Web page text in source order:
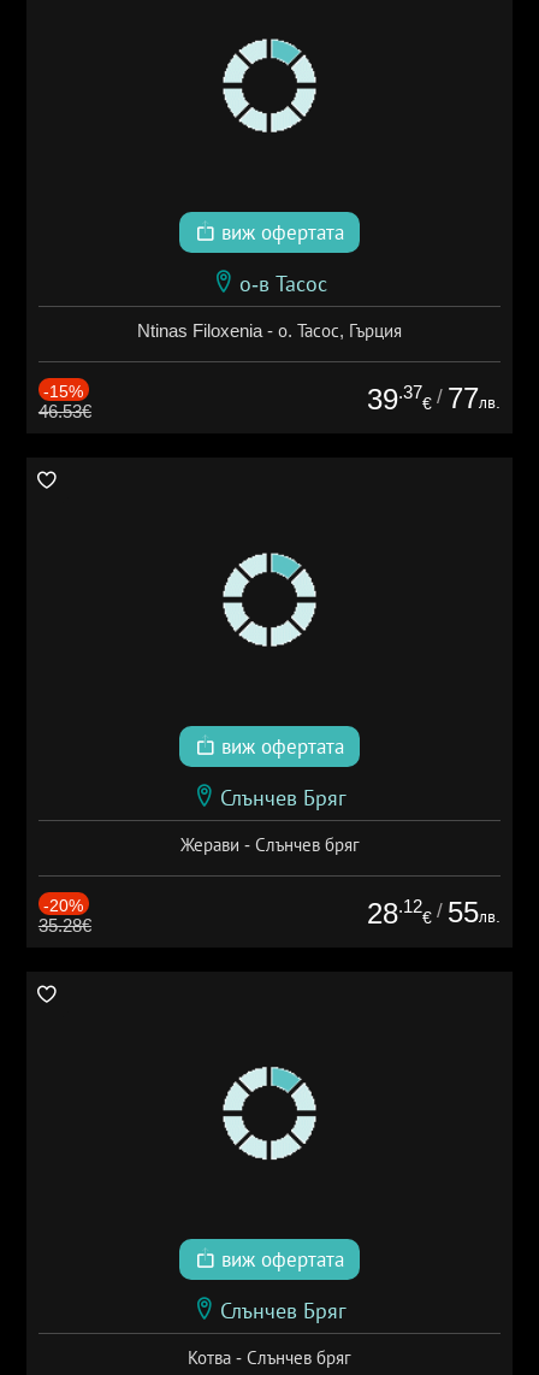
виж офертата
о-в Тасос
Ntinas Filoxenia - о. Тасос, Гърция
-15%
46.53€ 39.37
€ / 77лв.
виж офертата
Слънчев Бряг
Жерави - Слънчев бряг
-20%
35.28€ 28.12
€ / 55лв.
виж офертата
Слънчев Бряг
Котва - Слънчев бряг